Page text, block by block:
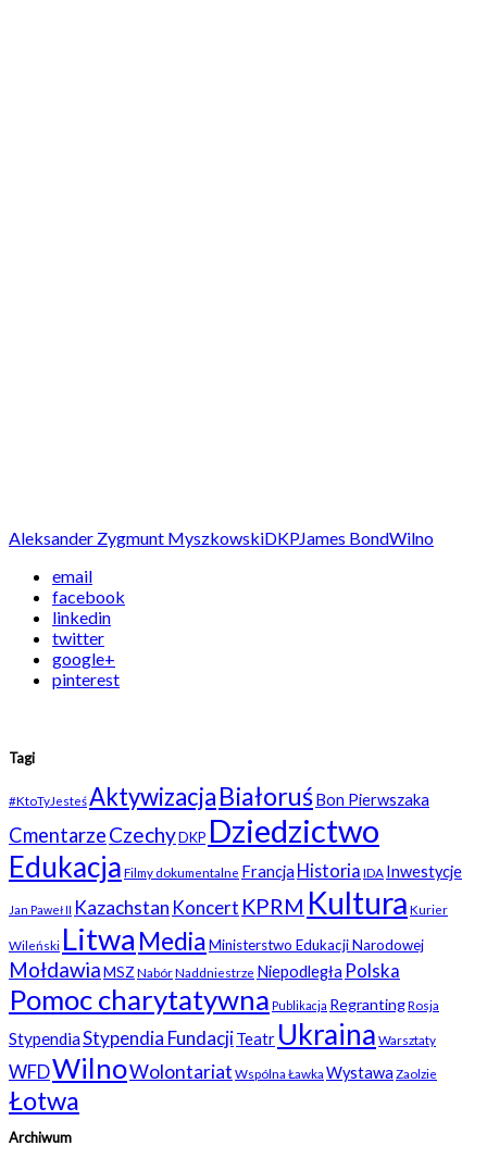
Aleksander Zygmunt MyszkowskiDKPJames BondWilno
email
facebook
linkedin
twitter
google+
pinterest
Tagi
#KtoTyJesteśAktywizacjaBiałoruśBon Pierwszaka
CmentarzeCzechyDKP Dziedzictwo
Edukacja Filmy dokumentalne Francja Historia IDA Inwestycje
Jan Paweł II Kazachstan Koncert KPRM Kultura Kurier
Wileński Litwa MediaMinisterstwo Edukacji Narodowej
MołdawiaMSZ NabórNaddniestrze Niepodległa Polska
Pomoc charytatywna Publikacja RegrantingRosja
StypendiaStypendia FundacjiTeatr Ukraina Warsztaty
WFDWilnoWolontariat Wspólna Ławka Wystawa Zaolzie
Łotwa
Archiwum